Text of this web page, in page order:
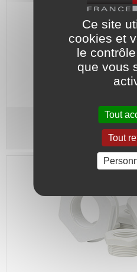
Presse-étoupe
Ce site
cookies et
le
que vous
Tout
Tout